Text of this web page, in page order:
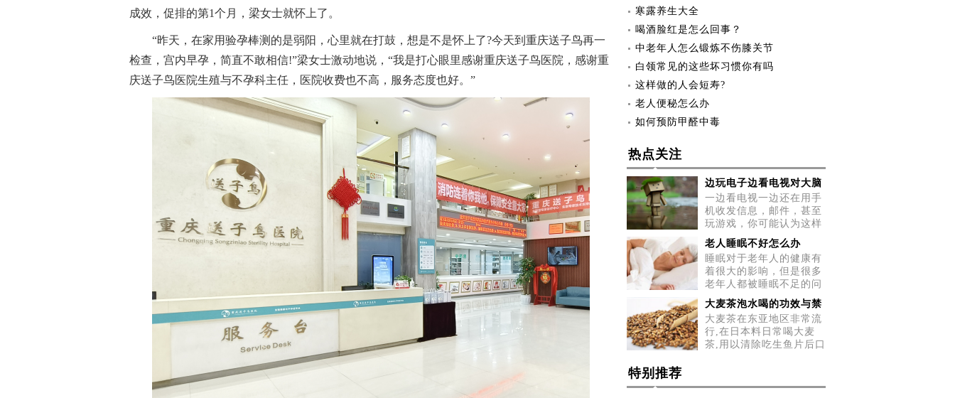
成效，促排的第1个月，梁女士就怀上了。
“昨天，在家用验孕棒测的是弱阳，心里就在打鼓，想是不是怀上了?今天到重庆送子鸟再一
检查，宫内早孕，简直不敢相信!”梁女士激动地说，“我是打心眼里感谢重庆送子鸟医院，感谢重
庆送子鸟医院生殖与不孕科主任，医院收费也不高，服务态度也好。”
寒露养生大全
喝酒脸红是怎么回事？
中老年人怎么锻炼不伤膝关节
白领常见的这些坏习惯你有吗
这样做的人会短寿?
老人便秘怎么办
如何预防甲醛中毒
热点关注
边玩电子边看电视对大脑
一边看电视一边还在用手
机收发信息，邮件，甚至
玩游戏，你可能认为这样
做很
老人睡眠不好怎么办
睡眠对于老年人的健康有
着很大的影响，但是很多
老年人都被睡眠不足的问
题所
大麦茶泡水喝的功效与禁
大麦茶在东亚地区非常流
行,在日本料日常喝大麦
茶,用以清除吃生鱼片后口
特别推荐